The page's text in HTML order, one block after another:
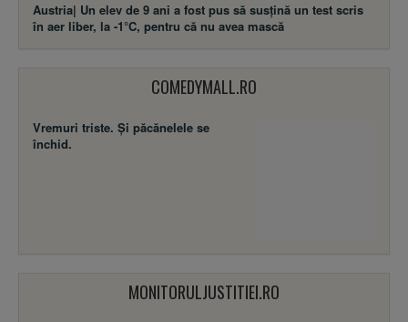
Austria| Un elev de 9 ani a fost pus să susţină un test scris
în aer liber, la -1°C, pentru că nu avea mască
COMEDYMALL.RO
Vremuri triste. Şi păcănelele se
închid.
MONITORULJUSTITIEI.RO